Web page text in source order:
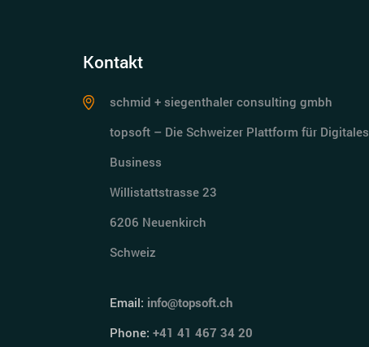
Kontakt
schmid + siegenthaler consulting gmbh
topsoft – Die Schweizer Plattform für Digitales
Business
Willistattstrasse 23
6206 Neuenkirch
Schweiz
Email: info@topsoft.ch
Phone: +41 41 467 34 20